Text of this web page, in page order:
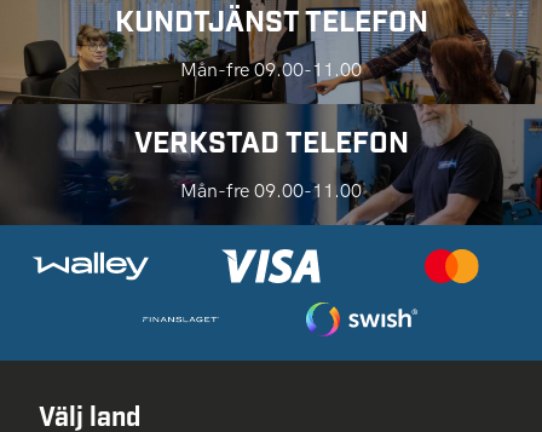
KUNDTJÄNST TELEFON
Mån-fre 09.00-11.00
VERKSTAD TELEFON
Mån-fre 09.00-11.00
Välj land